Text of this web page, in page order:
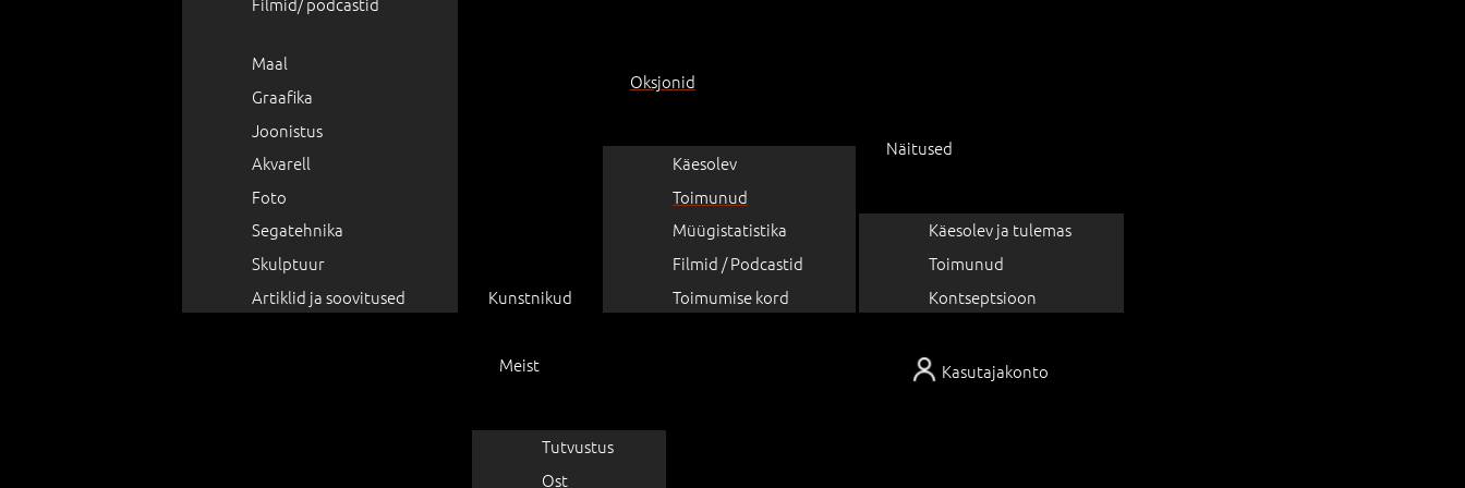
Kasutajakonto
Maal
Graafika
Joonistus
Akvarell
Foto
Segatehnika
Skulptuur
Artiklid ja soovitused
Kunstnikud
Oksjonid
Käesolev
Toimunud
Müügistatistika
Filmid / Podcastid
Toimumise kord
Näitused
Käesolev ja tulemas
Toimunud
Kontseptsioon
Meist
Tutvustus
Ost